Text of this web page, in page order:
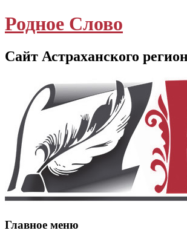
Родное Слово
Сайт Астраханского
Главное меню